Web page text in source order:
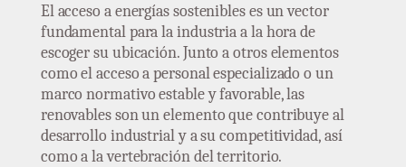
El acceso a energías sostenibles es un vector
fundamental para la industria a la hora de
escoger su ubicación. Junto a otros elementos
como el acceso a personal especializado o un
marco normativo estable y favorable, las
renovables son un elemento que contribuye al
desarrollo industrial y a su competitividad, así
como a la vertebración del territorio.